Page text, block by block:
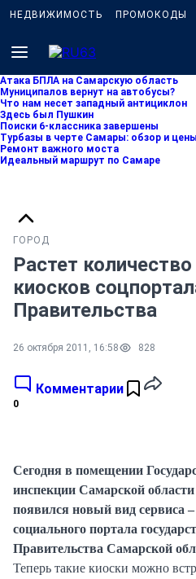
НЕДВИЖИМОСТЬ ПРОМОКОДЫ
Атака БПЛА на Самарскую область
Муниципалов вернут на автобусы?
Что нам несет западный антициклон
Здесь был Пушкин
Поиски 6-классника завершены
Турбазы в черте Самары: обзор и цены
Ремонт важного моста
Идеальный маршрут по Самаре
ГОРОД
Растет
киосков
Правительства
26 октября 2011, 16:58 828
Комментарии
0
Сегодня в помещении
инспекции Самарской
появился новый вид сервиса
социального портала
Правительства Самарской
Теперь такие киоски можно